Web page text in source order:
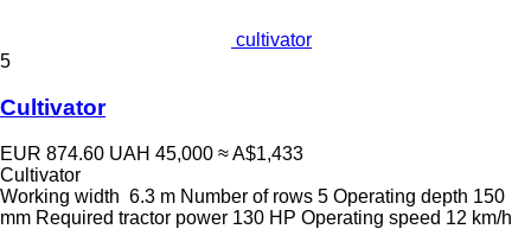
cultivator
5
Cultivator
EUR 874.60 UAH 45,000 ≈ A$1,433
Cultivator
Working width 6.3 m Number of rows 5 Operating depth 150
mm Required tractor power 130 HP Operating speed 12 km/h